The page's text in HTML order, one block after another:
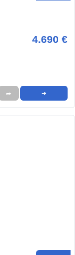
4.690 €
➦ ➜